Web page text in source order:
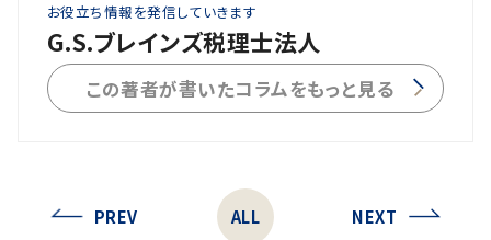
お役立ち情報を発信していきます
G.S.ブレインズ税理士法人
この著者が書いたコラムをもっと見る
PREV ALL NEXT